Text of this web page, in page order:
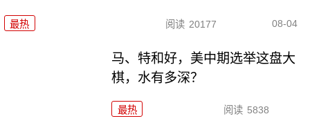
最热 阅读 20177 08-04
马、特和好，美中期选举这盘大
棋，水有多深？
最热 阅读 5838